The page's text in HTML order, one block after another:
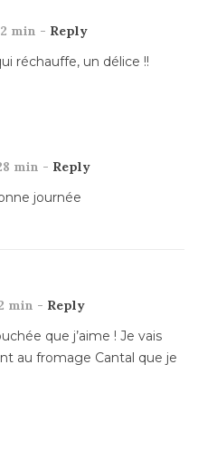
min - Reply
réchauffe, un délice !!
min - Reply
journée
min - Reply
que j’aime ! Je vais
au fromage Cantal que je